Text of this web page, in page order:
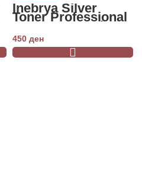
Inebrya Silver
Toner Professional
Permanent Color
100ml
450 ден